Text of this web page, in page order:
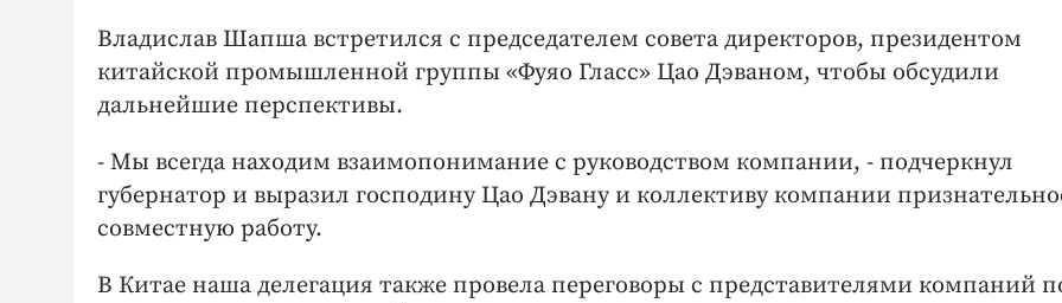
Владислав Шапша встретился с председателем совета директоров, президентом
китайской промышленной группы «Фуяо Гласс» Цао Дэваном, чтобы обсудили
дальнейшие перспективы.
- Мы всегда находим взаимопонимание с руководством компании, - подчеркнул
губернатор и выразил господину Цао Дэвану и коллективу компании
совместную работу.
В Китае наша делегация также провела переговоры с представителями компаний